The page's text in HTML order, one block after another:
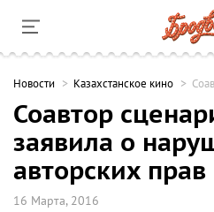
Новости Казахстанское кино
Соавтор
заявила о
авторских прав
16 Марта, 2016